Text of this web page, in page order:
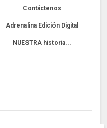
Contáctenos
Adrenalina Edición Digital
NUESTRA historia...